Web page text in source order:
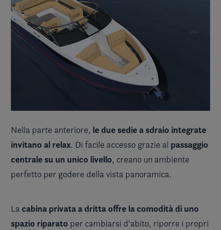
Nella parte anteriore, le due sedie a sdraio integrate
invitano al relax. Di facile accesso grazie al passaggio
centrale su un unico livello, creano un ambiente
perfetto per godere della vista panoramica.
La cabina privata a dritta offre la comodità di uno
spazio riparato per cambiarsi d'abito, riporre i propri